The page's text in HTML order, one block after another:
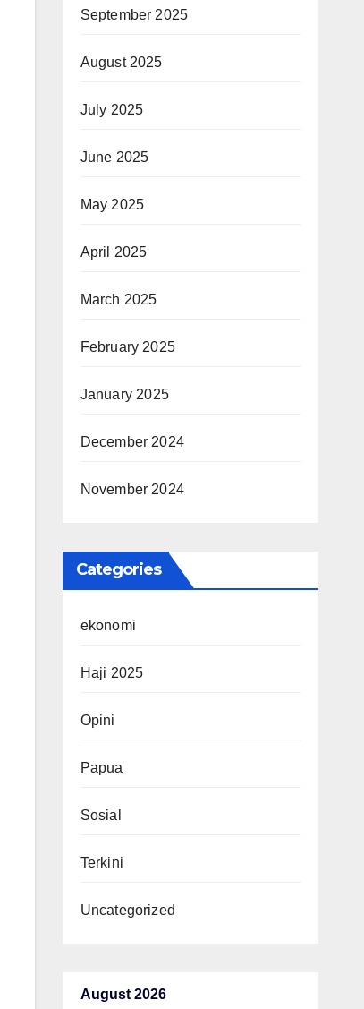
September 2025
August 2025
July 2025
June 2025
May 2025
April 2025
March 2025
February 2025
January 2025
December 2024
November 2024
Categories
ekonomi
Haji 2025
Opini
Papua
Sosial
Terkini
Uncategorized
August 2026